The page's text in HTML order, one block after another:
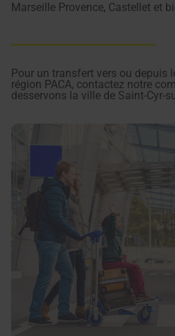
Marseille Provence, Castellet et
Pour un transfert vers ou depuis
région PACA, contactez notre
desservons la ville de Saint-Cyr-